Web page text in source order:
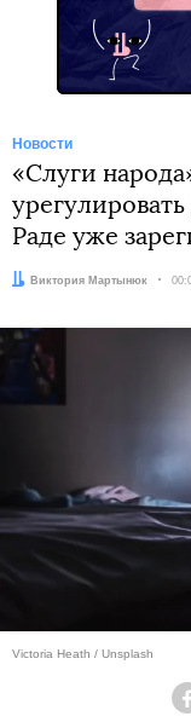
Новости
«Слуги
Раде уже
Автор:Виктория Мартынюк
Victoria Heath / Unsplash